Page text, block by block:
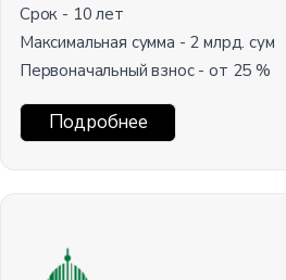
Срок - 10 лет
Максимальная сумма - 2 млрд. сум
Первоначальный взнос - от 25 %
Подробнее